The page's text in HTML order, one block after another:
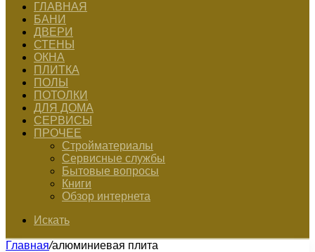
ГЛАВНАЯ
БАНИ
ДВЕРИ
СТЕНЫ
ОКНА
ПЛИТКА
ПОЛЫ
ПОТОЛКИ
ДЛЯ ДОМА
СЕРВИСЫ
ПРОЧЕЕ
Стройматериалы
Сервисные службы
Бытовые вопросы
Книги
Обзор интернета
Искать
Главная/алюминиевая плита